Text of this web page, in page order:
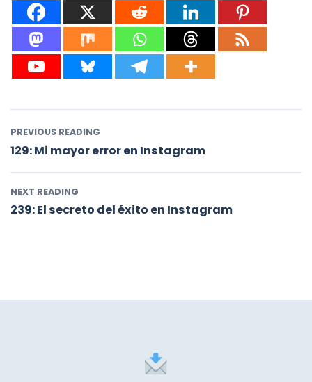
PREVIOUS READING
129: Mi mayor error en Instagram
NEXT READING
239: El secreto del éxito en Instagram